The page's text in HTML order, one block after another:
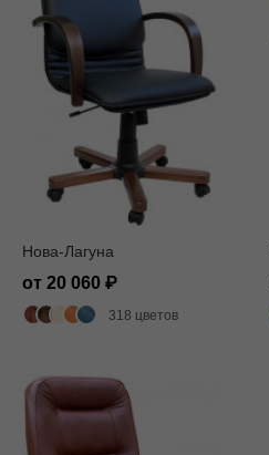
Нова-Лагуна
от 20 060
318 цветов